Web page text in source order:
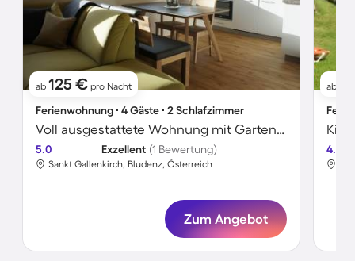
ab 125 € pro Nacht
Ferienwohnung ∙ 4 Gäste ∙ 2 Schlafzimmer
Voll ausgestattete Wohnung mit Garten und Terrasse
5.0 Exzellent (1 Bewertung)
Sankt Gallenkirch, Bludenz, Österreich
Zum Angebot
ab
4.6